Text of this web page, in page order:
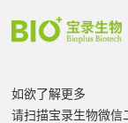
如欲了解更多
请扫描宝录生物微信